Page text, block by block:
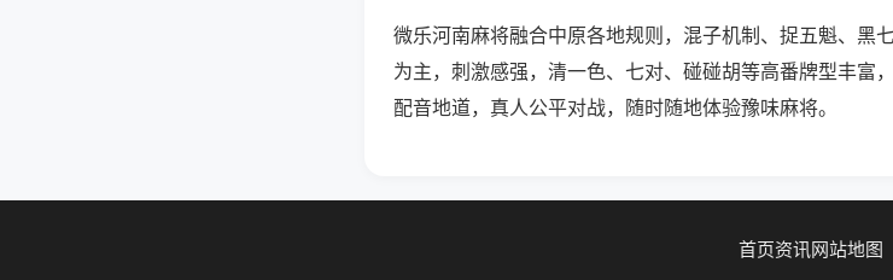
微乐河南麻将融合中原各地规则，混子机制、捉五魁、黑
为主，刺激感强，清一色、七对、碰碰胡等高番牌型丰富
配音地道，真人公平对战，随时随地体验豫味麻将。
首页资讯网站地图